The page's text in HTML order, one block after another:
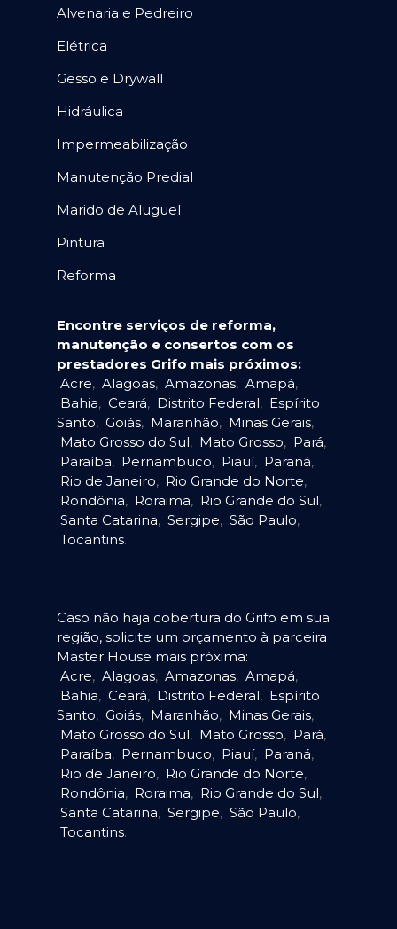
Alvenaria e Pedreiro
Elétrica
Gesso e Drywall
Hidráulica
Impermeabilização
Manutenção Predial
Marido de Aluguel
Pintura
Reforma
Encontre serviços de reforma,
manutenção e consertos com os
prestadores Grifo mais próximos:
Acre, Alagoas, Amazonas, Amapá,
Bahia, Ceará, Distrito Federal, Espírito
Santo, Goiás, Maranhão, Minas Gerais,
Mato Grosso do Sul, Mato Grosso, Pará,
Paraíba, Pernambuco, Piauí, Paraná,
Rio de Janeiro, Rio Grande do Norte,
Rondônia, Roraima, Rio Grande do Sul,
Santa Catarina, Sergipe, São Paulo,
Tocantins.
Caso não haja cobertura do Grifo em sua
região, solicite um orçamento à parceira
Master House mais próxima:
Acre, Alagoas, Amazonas, Amapá,
Bahia, Ceará, Distrito Federal, Espírito
Santo, Goiás, Maranhão, Minas Gerais,
Mato Grosso do Sul, Mato Grosso, Pará,
Paraíba, Pernambuco, Piauí, Paraná,
Rio de Janeiro, Rio Grande do Norte,
Rondônia, Roraima, Rio Grande do Sul,
Santa Catarina, Sergipe, São Paulo,
Tocantins.